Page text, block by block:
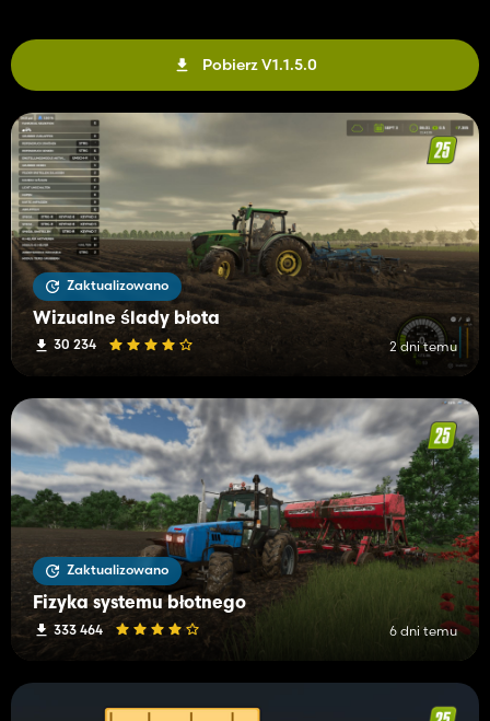
Pobierz V1.1.5.0
Zaktualizowano
Wizualne ślady błota
30 234 2 dni temu
Zaktualizowano
Fizyka systemu błotnego
333 464 6 dni temu